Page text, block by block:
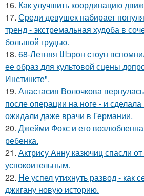
16. Как улучшить координацию
17. Среди девушек набирает
тренд - экстремальная худоба в
большой грудью.
18. 68-Летняя Шэрон стоун
ее образ для культовой сцены
Инстинкте".
19. Анастасия Волочкова
после операции на ноге - и
ожидали даже врачи в Германии.
20. Джейми Фокс и его
ребенка.
21. Актрису Анну казючиц спасли
успокоительным.
22. Не успел утихнуть развод - как
джигану новую историю.